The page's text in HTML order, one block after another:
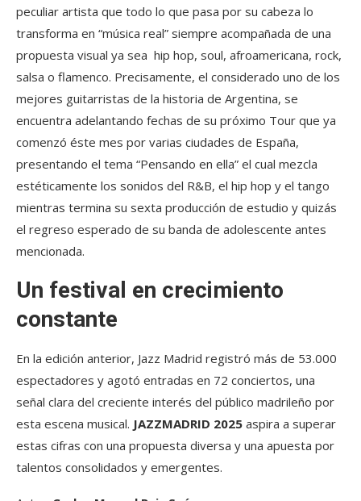
peculiar artista que todo lo que pasa por su cabeza lo
transforma en “música real” siempre acompañada de una
propuesta visual ya sea hip hop, soul, afroamericana, rock,
salsa o flamenco. Precisamente, el considerado uno de los
mejores guitarristas de la historia de Argentina, se
encuentra adelantando fechas de su próximo Tour que ya
comenzó éste mes por varias ciudades de España,
presentando el tema “Pensando en ella” el cual mezcla
estéticamente los sonidos del R&B, el hip hop y el tango
mientras termina su sexta producción de estudio y quizás
el regreso esperado de su banda de adolescente antes
mencionada.
Un festival en crecimiento
constante
En la edición anterior, Jazz Madrid registró más de 53.000
espectadores y agotó entradas en 72 conciertos, una
señal clara del creciente interés del público madrileño por
esta escena musical. JAZZMADRID 2025 aspira a superar
estas cifras con una propuesta diversa y una apuesta por
talentos consolidados y emergentes.